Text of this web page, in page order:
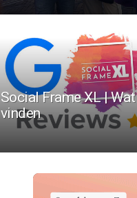
Social Frame XL |
vinden